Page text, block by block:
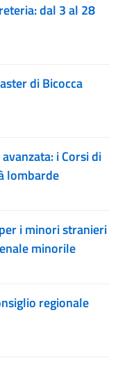
dal 3 al 28
di Bicocca
i Corsi di
lombarde
i minori stranieri
minorile
regionale